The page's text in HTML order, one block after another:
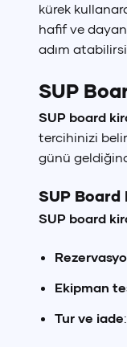
kürek
hafif ve
adım
SUP
SUP board
tercihinizi
günü
SUP
SUP board
Ekipman
Tur ve iade